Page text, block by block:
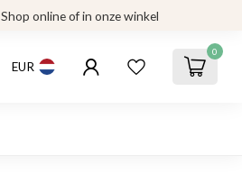
Shop online of in onze winkel
EUR
0